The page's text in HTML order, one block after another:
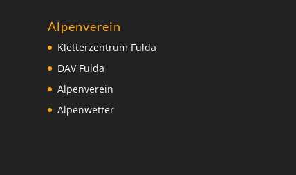
Alpenverein
Kletterzentrum Fulda
DAV Fulda
Alpenverein
Alpenwetter